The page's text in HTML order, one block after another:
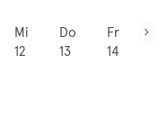
Mi
12
Do
13
Fr
14